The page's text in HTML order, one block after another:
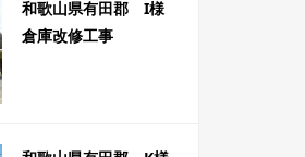
和歌山県有田郡 I様
倉庫改修工事